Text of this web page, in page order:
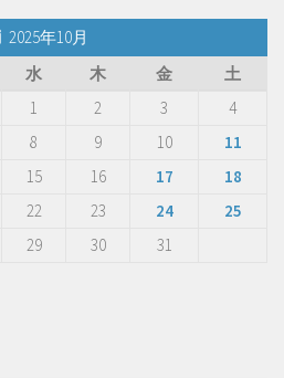
2025年10月
水 木 金
土
1
2 3
4
8 9 10
11
15 16 17
18
22 23 24
25
29 30
31